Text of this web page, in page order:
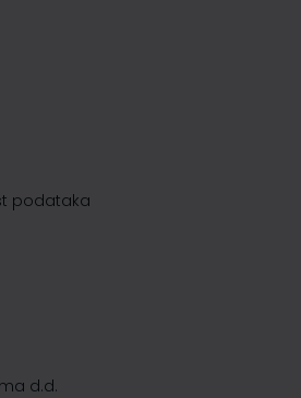
podataka
d.d.